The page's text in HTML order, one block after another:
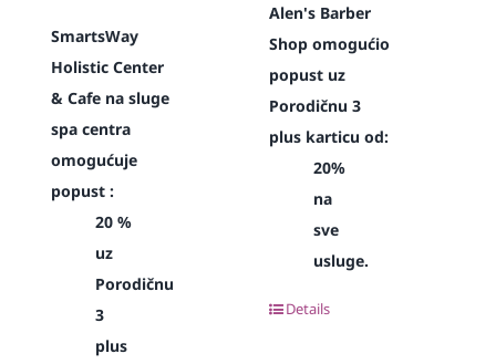
SmartsWay
Holistic Center
& Cafe na sluge
spa centra
omogućuje
popust :
20 %
uz
Porodičnu
3
plus
Alen's Barber
Shop omogućio
popust uz
Porodičnu 3
plus karticu od:
20%
na
sve
usluge.
Details